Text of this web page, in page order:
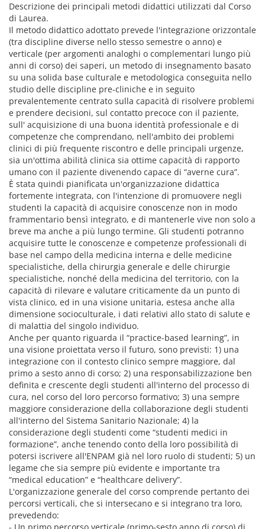
Descrizione dei principali metodi didattici utilizzati dal Corso
di Laurea.
Il metodo didattico adottato prevede l'integrazione orizzontale
(tra discipline diverse nello stesso semestre o anno) e
verticale (per argomenti analoghi o complementari lungo più
anni di corso) dei saperi, un metodo di insegnamento basato
su una solida base culturale e metodologica conseguita nello
studio delle discipline pre-cliniche e in seguito
prevalentemente centrato sulla capacità di risolvere problemi
e prendere decisioni, sul contatto precoce con il paziente,
sull' acquisizione di una buona identità professionale e di
competenze che comprendano, nell'ambito dei problemi
clinici di più frequente riscontro e delle principali urgenze,
sia un'ottima abilità clinica sia ottime capacità di rapporto
umano con il paziente divenendo capace di “averne cura”.
È stata quindi pianificata un'organizzazione didattica
fortemente integrata, con l'intenzione di promuovere negli
studenti la capacità di acquisire conoscenze non in modo
frammentario bensì integrato, e di mantenerle vive non solo a
breve ma anche a più lungo termine. Gli studenti potranno
acquisire tutte le conoscenze e competenze professionali di
base nel campo della medicina interna e delle medicine
specialistiche, della chirurgia generale e delle chirurgie
specialistiche, nonché della medicina del territorio, con la
capacità di rilevare e valutare criticamente da un punto di
vista clinico, ed in una visione unitaria, estesa anche alla
dimensione socioculturale, i dati relativi allo stato di salute e
di malattia del singolo individuo.
Anche per quanto riguarda il “practice-based learning”, in
una visione proiettata verso il futuro, sono previsti: 1) una
integrazione con il contesto clinico sempre maggiore, dal
primo a sesto anno di corso; 2) una responsabilizzazione ben
definita e crescente degli studenti all'interno del processo di
cura, nel corso del loro percorso formativo; 3) una sempre
maggiore considerazione della collaborazione degli studenti
all'interno del Sistema Sanitario Nazionale; 4) la
considerazione degli studenti come “studenti medici in
formazione”, anche tenendo conto della loro possibilità di
potersi iscrivere all'ENPAM già nel loro ruolo di studenti; 5) un
legame che sia sempre più evidente e importante tra
“medical education” e “healthcare delivery”.
L'organizzazione generale del corso comprende pertanto dei
percorsi verticali, che si intersecano e si integrano tra loro,
prevedendo: